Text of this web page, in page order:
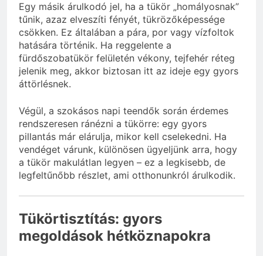
Egy másik árulkodó jel, ha a tükör „homályosnak”
tűnik, azaz elveszíti fényét, tükrözőképessége
csökken. Ez általában a pára, por vagy vízfoltok
hatására történik. Ha reggelente a
fürdőszobatükör felületén vékony, tejfehér réteg
jelenik meg, akkor biztosan itt az ideje egy gyors
áttörlésnek.
Végül, a szokásos napi teendők során érdemes
rendszeresen ránézni a tükörre: egy gyors
pillantás már elárulja, mikor kell cselekedni. Ha
vendéget várunk, különösen ügyeljünk arra, hogy
a tükör makulátlan legyen – ez a legkisebb, de
legfeltűnőbb részlet, ami otthonunkról árulkodik.
Tükörtisztítás: gyors
megoldások hétköznapokra